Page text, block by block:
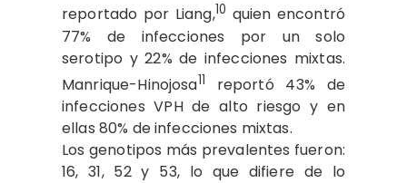
reportado por Liang,10 quien encontró
77% de infecciones por un solo
serotipo y 22% de infecciones mixtas.
Manrique-Hinojosa11
reportó 43% de
infecciones VPH de alto riesgo y en
ellas 80% de infecciones mixtas.
Los genotipos más prevalentes fueron:
16, 31, 52 y 53, lo que difiere de lo